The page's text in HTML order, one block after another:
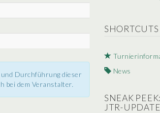
SHORTCUTS
News
SNEAK
JTR-
Durchführung dieser
bei dem Veranstalter.